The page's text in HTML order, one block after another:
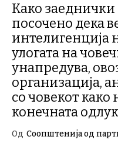
Како
посочено дека
интелигенција
улогата на
унапредува,
организација,
со човекот како
конечната
Од Соопштенија од